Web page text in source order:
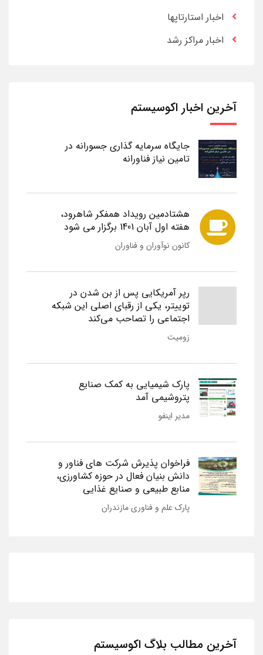
اخبار استارتاپها
اخبار مراکز رشد
آخرین اخبار اکوسیستم
جایگاه سرمایه گذاری جسورانه در
تامین نیاز فناورانه
هشتادمین رویداد همفکر شاهرود،
هفته اول آبان 1401 برگزار می شود
کانون نوآوران و فناوران
رپر آمریکایی پس از بن شدن در
توییتر، یکی از رقبای اصلی این شبکه
اجتماعی را تصاحب می‌کند
زومیت
پارک شیمیایی به کمک صنایع
پتروشیمی آمد
مدیر اینفو
فراخوان پذیرش شرکت های فناور و
دانش بنیان فعال در حوزه کشاورزی،
منابع طبیعی و صنایع غذایی
پارک علم و فناوری مازندران
آخرین مطالب بلاگ اکوسیستم